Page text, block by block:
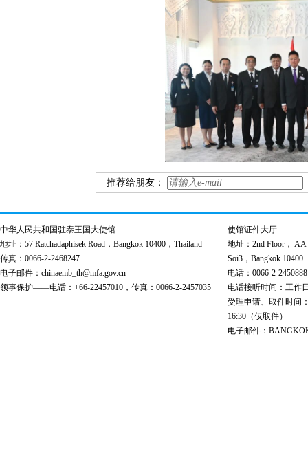
推荐给朋友：
中华人民共和国驻泰王国大使馆
地址：57 Ratchadaphisek Road，Bangkok 10400，Thailand
传真：0066-2-2468247
电子邮件：chinaemb_th@mfa.gov.cn
领事保护——电话：+66-22457010，传真：0066-2-2457035
使馆证件大厅
地址：2nd Floor， AA
Soi3，Bangkok 10400
电话：0066-2-
电话接听时间：工作
受理申请、取件时间
16:30（仅取件）
电子邮件：